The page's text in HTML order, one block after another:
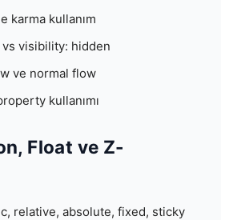
karma kullanım
visibility: hidden
ve normal flow
kullanımı
Float ve Z-
relative, absolute, fixed, sticky